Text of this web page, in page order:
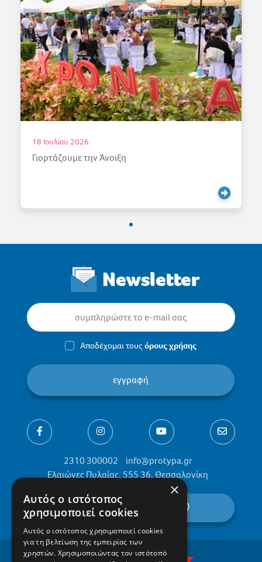
18 Ιουλίου 2026
Γιορτάζουμε την Άνοιξη
Newsletter
Αποδέχομαι τουςόρους χρήσης
εγγραφή
2310 300002
info@protypa.gr
Ελαιώνες Πυλαίας, 555 36, Θεσσαλονίκη
βρείτε μας στον χάρτη
×
Αυτός ο ιστότοπος
χρησιμοποιεί cookies
Αυτός ο ιστότοπος χρησιμοποιεί cookies
για τη βελτίωση της εμπειρίας των
χρηστών. Χρησιμοποιώντας τον ιστότοπό